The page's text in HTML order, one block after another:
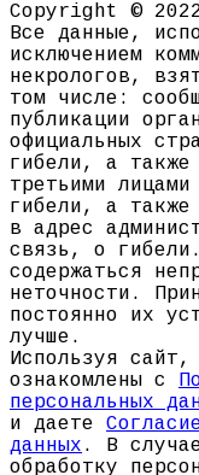
Copyright ©
Все данные,
исключением
некрологов,
том числе:
публикации
официальных
гибели, а также
третьими
гибели, а также
в адрес
связь, о
содержаться
неточности.
постоянно их
лучше.
Используя сайт,
ознакомлены с
персональных
и даете
данных . В
обработку